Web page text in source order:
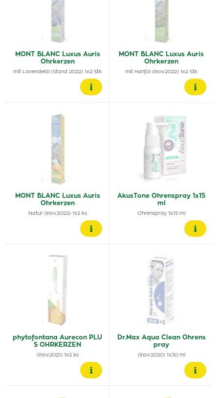
MONT BLANC Luxus Auris
Ohrkerzen
mit Lavendelöl (Stand 2022) 1x2 Stk
MONT BLANC Luxus Auris
Ohrkerzen
mit Hanföl (inov.2022) 1x2 Stk
MONT BLANC Luxus Auris
Ohrkerzen
Natur (inov.2022) 1x2 ks
AkusTone Ohrenspray 1x15
ml
Ohrenspray 1x15 ml
phytofontana Aurecon PLU
S OHRKERZEN
(inov.2021) 1x2 ks
Dr.Max Aqua Clean Ohrens
pray
(inov.2020) 1x30 ml